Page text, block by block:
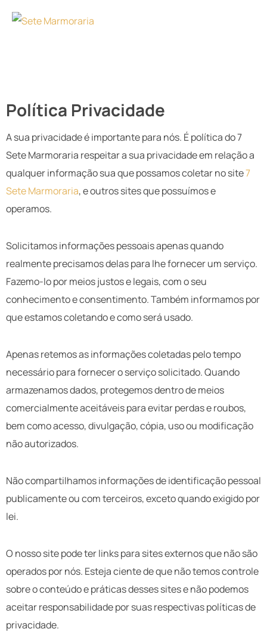
Política Privacidade
A sua privacidade é importante para nós. É política do 7
Sete Marmoraria respeitar a sua privacidade em relação a
qualquer informação sua que possamos coletar no site7
Sete Marmoraria, e outros sites que possuímos e
operamos.
Solicitamos informações pessoais apenas quando
realmente precisamos delas para lhe fornecer um serviço.
Fazemo-lo por meios justos e legais, com o seu
conhecimento e consentimento. Também informamos por
que estamos coletando e como será usado.
Apenas retemos as informações coletadas pelo tempo
necessário para fornecer o serviço solicitado. Quando
armazenamos dados, protegemos dentro de meios
comercialmente aceitáveis ​​para evitar perdas e roubos,
bem como acesso, divulgação, cópia, uso ou modificação
não autorizados.
Não compartilhamos informações de identificação pessoal
publicamente ou com terceiros, exceto quando exigido por
lei.
O nosso site pode ter links para sites externos que não são
operados por nós. Esteja ciente de que não temos controle
sobre o conteúdo e práticas desses sites e não podemos
aceitar responsabilidade por suas respectivaspolíticas de
privacidade.